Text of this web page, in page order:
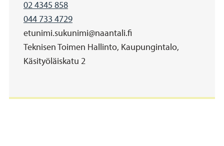
Puhelinnumero
02 4345 858
Matkapuhelinnumero
044 733 4729
Sähköposti
etunimi.sukunimi@naantali.fi
Address
Teknisen Toimen Hallinto, Kaupungintalo,
Käsityöläiskatu 2